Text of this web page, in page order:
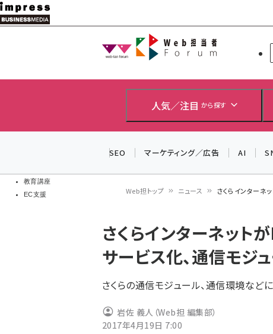
メ
イ
教育講座
EC支援
Web担当者
人気／注目 から探す
SEO マーケティング／広告 AI
ン
く
ず
Web担トップ ニュース さくらインターネ
さくらインターネット
サービス化、通信モジ
さくらの通信モジュール、通信環境など
岩佐 義人（Web担 編集部）
2017年4月19日 7:00